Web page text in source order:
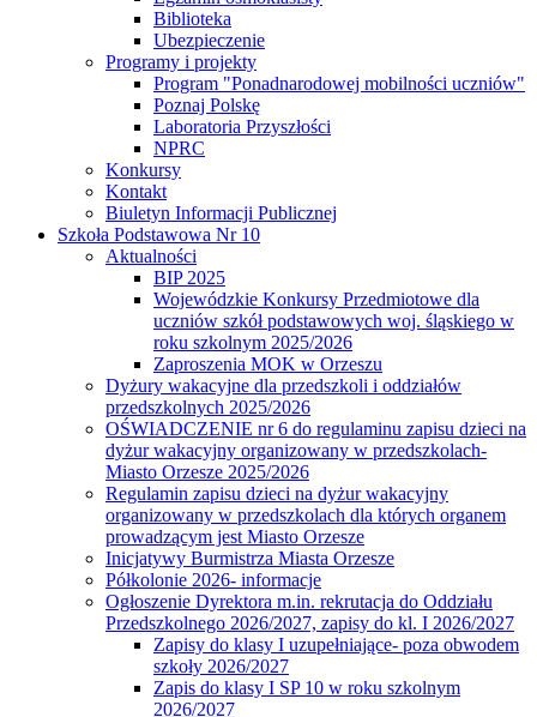
Biblioteka
Ubezpieczenie
Programy i projekty
Program "Ponadnarodowej mobilności uczniów"
Poznaj Polskę
Laboratoria Przyszłości
NPRC
Konkursy
Kontakt
Biuletyn Informacji Publicznej
Szkoła Podstawowa Nr 10
Aktualności
BIP 2025
Wojewódzkie Konkursy Przedmiotowe dla
uczniów szkół podstawowych woj. śląskiego w
roku szkolnym 2025/2026
Zaproszenia MOK w Orzeszu
Dyżury wakacyjne dla przedszkoli i oddziałów
przedszkolnych 2025/2026
OŚWIADCZENIE nr 6 do regulaminu zapisu dzieci na
dyżur wakacyjny organizowany w przedszkolach-
Miasto Orzesze 2025/2026
Regulamin zapisu dzieci na dyżur wakacyjny
organizowany w przedszkolach dla których organem
prowadzącym jest Miasto Orzesze
Inicjatywy Burmistrza Miasta Orzesze
Półkolonie 2026- informacje
Ogłoszenie Dyrektora m.in. rekrutacja do Oddziału
Przedszkolnego 2026/2027, zapisy do kl. I 2026/2027
Zapisy do klasy I uzupełniające- poza obwodem
szkoły 2026/2027
Zapis do klasy I SP 10 w roku szkolnym
2026/2027